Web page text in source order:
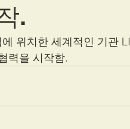
.
위치한 세계적인 기관
력을 시작함.